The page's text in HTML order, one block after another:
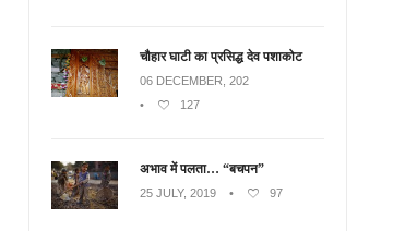
चौहार घाटी का प्रसिद्ध देव पशाकोट
06 DECEMBER, 202
•
127
अभाव में पलता… “बचपन”
25 JULY, 2019 • 97